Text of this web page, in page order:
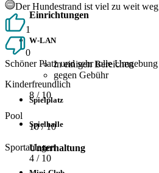
Einrichtungen
W-LAN
In einigen Bereichen
gegen Gebühr
Spielplatz
Spielhalle
Unterhaltung
Der Hundestrand ist viel zu weit weg
1
0
Schöner Platz und sehr tolle Umgebung
Kinderfreundlich
8 / 10
Pool
10/ 10
Sportanlagen
4 / 10